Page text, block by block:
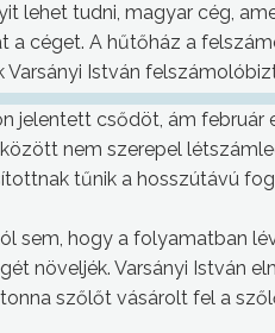
lehet tudni, magyar cég,
céget. A hűtőház a
István
jelentett csődöt, ám február
nem szerepel
tűnik a hosszútávú
sem, hogy a folyamatban
növeljék. Varsányi István
szőlőt vásárolt fel a